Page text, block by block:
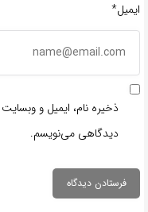
ایمیل*
ذخیره نام، ایمیل و
دیدگاهی می‌نویسم.